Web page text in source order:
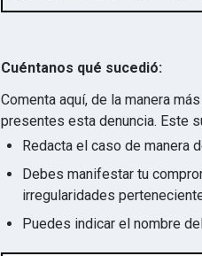
Cuéntanos qué sucedió:
Comenta aquí, de la manera
presentes esta denuncia. Este
Redacta el caso de manera
Debes manifestar tu
Puedes indicar el nombre